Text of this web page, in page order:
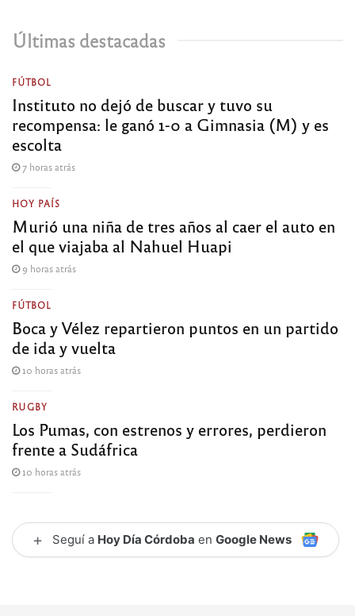
Últimas destacadas
FÚTBOL
Instituto no dejó de buscar y tuvo su
recompensa: le ganó 1-0 a Gimnasia (M) y es
escolta
7 horas atrás
HOY PAÍS
Murió una niña de tres años al caer el auto en
el que viajaba al Nahuel Huapi
9 horas atrás
FÚTBOL
Boca y Vélez repartieron puntos en un partido
de ida y vuelta
10 horas atrás
RUGBY
Los Pumas, con estrenos y errores, perdieron
frente a Sudáfrica
10 horas atrás
+ Seguí a Hoy Día Córdoba en Google News